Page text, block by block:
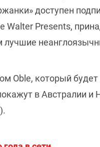
доступен
Walter Presents,
лучшие
Oble, который будет
в Австралии и